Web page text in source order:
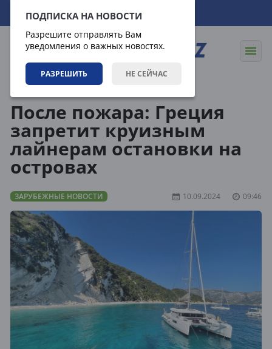
ПОДПИСКА НА НОВОСТИ
Разрешите отправлять Вам
уведомления о важных новостях.
РАЗРЕШИТЬ НЕ СЕЙЧАС
06.08.2026 19:45:14
После пожара: Греция
запретит круизным
лайнерам остановки на
островах
ЗАРУБЕЖНЫЕ НОВОСТИ 10.09.2024 09:46